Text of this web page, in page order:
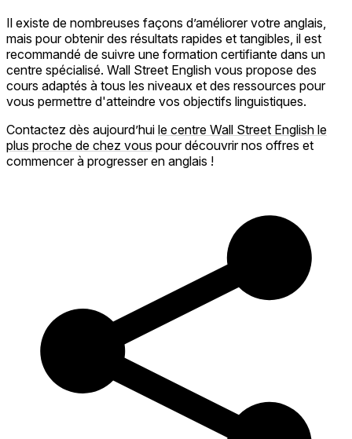
Il existe de nombreuses façons d’améliorer votre anglais,
mais pour obtenir des résultats rapides et tangibles, il est
recommandé de suivre une formation certifiante dans un
centre spécialisé. Wall Street English vous propose des
cours adaptés à tous les niveaux et des ressources pour
vous permettre d'atteindre vos objectifs linguistiques.
Contactez dès aujourd’hui le centre Wall Street English le
plus proche de chez vous pour découvrir nos offres et
commencer à progresser en anglais !